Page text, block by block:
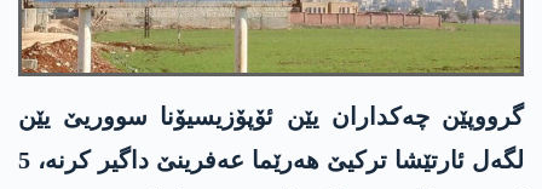
گرووپێن چەکداران یێن ئۆپۆزیسیۆنا سووریێ یێن
لگەل ئارتێشا ترکیێ ھەرێما عەفرینێ داگیر کرنە، 5